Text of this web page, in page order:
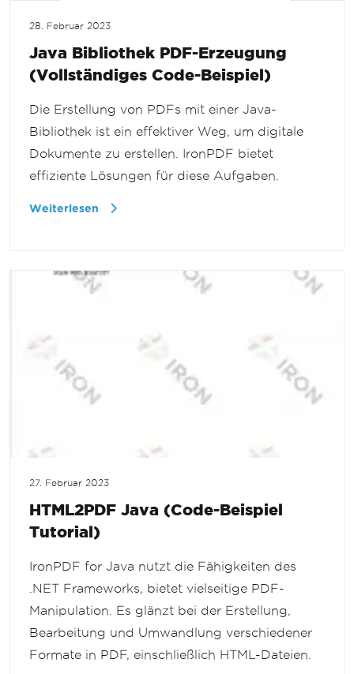
28. Februar 2023
Java Bibliothek PDF-Erzeugung
(Vollständiges Code-Beispiel)
Die Erstellung von PDFs mit einer Java-
Bibliothek ist ein effektiver Weg, um digitale
Dokumente zu erstellen. IronPDF bietet
effiziente Lösungen für diese Aufgaben.
Weiterlesen
27. Februar 2023
HTML2PDF Java (Code-Beispiel
Tutorial)
IronPDF for Java nutzt die Fähigkeiten des
.NET Frameworks, bietet vielseitige PDF-
Manipulation. Es glänzt bei der Erstellung,
Bearbeitung und Umwandlung verschiedener
Formate in PDF, einschließlich HTML-Dateien.